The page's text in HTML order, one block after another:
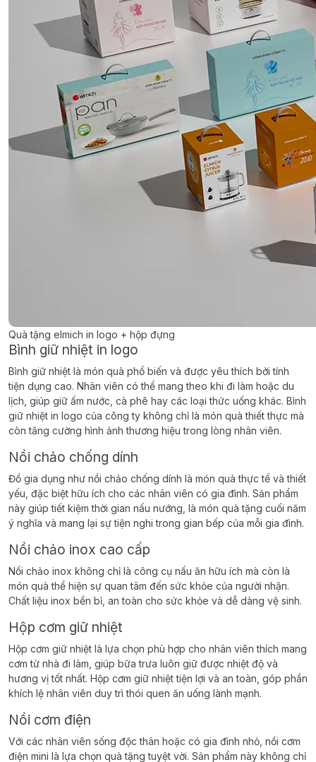
Quà tặng elmich in logo + hộp đựng
Bình giữ nhiệt in logo
Bình giữ nhiệt là món quà phổ biến và được yêu thích bởi tính
tiện dụng cao. Nhân viên có thể mang theo khi đi làm hoặc du
lịch, giúp giữ ấm nước, cà phê hay các loại thức uống khác. Bình
giữ nhiệt in logo của công ty không chỉ là món quà thiết thực mà
còn tăng cường hình ảnh thương hiệu trong lòng nhân viên.
Nồi chảo chống dính
Đồ gia dụng như nồi chảo chống dính là món quà thực tế và thiết
yếu, đặc biệt hữu ích cho các nhân viên có gia đình. Sản phẩm
này giúp tiết kiệm thời gian nấu nướng, là món quà tặng cuối năm
ý nghĩa và mang lại sự tiện nghi trong gian bếp của mỗi gia đình.
Nồi chảo inox cao cấp
Nồi chảo inox không chỉ là công cụ nấu ăn hữu ích mà còn là
món quà thể hiện sự quan tâm đến sức khỏe của người nhận.
Chất liệu inox bền bỉ, an toàn cho sức khỏe và dễ dàng vệ sinh.
Hộp cơm giữ nhiệt
Hộp cơm giữ nhiệt là lựa chọn phù hợp cho nhân viên thích mang
cơm từ nhà đi làm, giúp bữa trưa luôn giữ được nhiệt độ và
hương vị tốt nhất. Hộp cơm giữ nhiệt tiện lợi và an toàn, góp phần
khích lệ nhân viên duy trì thói quen ăn uống lành mạnh.
Nồi cơm điện
Với các nhân viên sống độc thân hoặc có gia đình nhỏ, nồi cơm
điện mini là lựa chọn quà tặng tuyệt vời. Sản phẩm này không chỉ